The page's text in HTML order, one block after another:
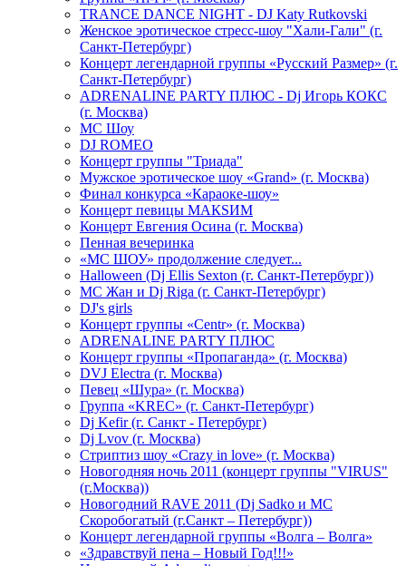
TRANCE DANCE NIGHT - DJ Katy Rutkovski
Женское эротическое стресс-шоу "Хали-Гали" (г.
Санкт-Петербург)
Концерт легендарной группы «Русский Размер» (г.
Санкт-Петербург)
ADRENALINE PARTY ПЛЮС - Dj Игорь КОКС
(г. Москва)
MC Шоу
DJ ROMEO
Концерт группы "Триада"
Мужское эротическое шоу «Grand» (г. Москва)
Финал конкурса «Караоке-шоу»
Концерт певицы МАКSИМ
Концерт Евгения Осина (г. Москва)
Пенная вечеринка
«МС ШОУ» продолжение следует...
Halloween (Dj Ellis Sexton (г. Санкт-Петербург))
МС Жан и Dj Riga (г. Санкт-Петербург)
DJ's girls
Концерт группы «Centr» (г. Москва)
ADRENALINE PARTY ПЛЮС
Концерт группы «Пропаганда» (г. Москва)
DVJ Electra (г. Москва)
Певец «Шура» (г. Москва)
Группа «KREC» (г. Санкт-Петербург)
Dj Kefir (г. Санкт - Петербург)
Dj Lvov (г. Москва)
Стриптиз шоу «Crazy in love» (г. Москва)
Новогодняя ночь 2011 (концерт группы "VIRUS"
(г.Москва))
Новогодний RAVE 2011 (Dj Sadko и MC
Скоробогатый (г.Санкт – Петербург))
Концерт легендарной группы «Волга – Волга»
«Здравствуй пена – Новый Год!!!»